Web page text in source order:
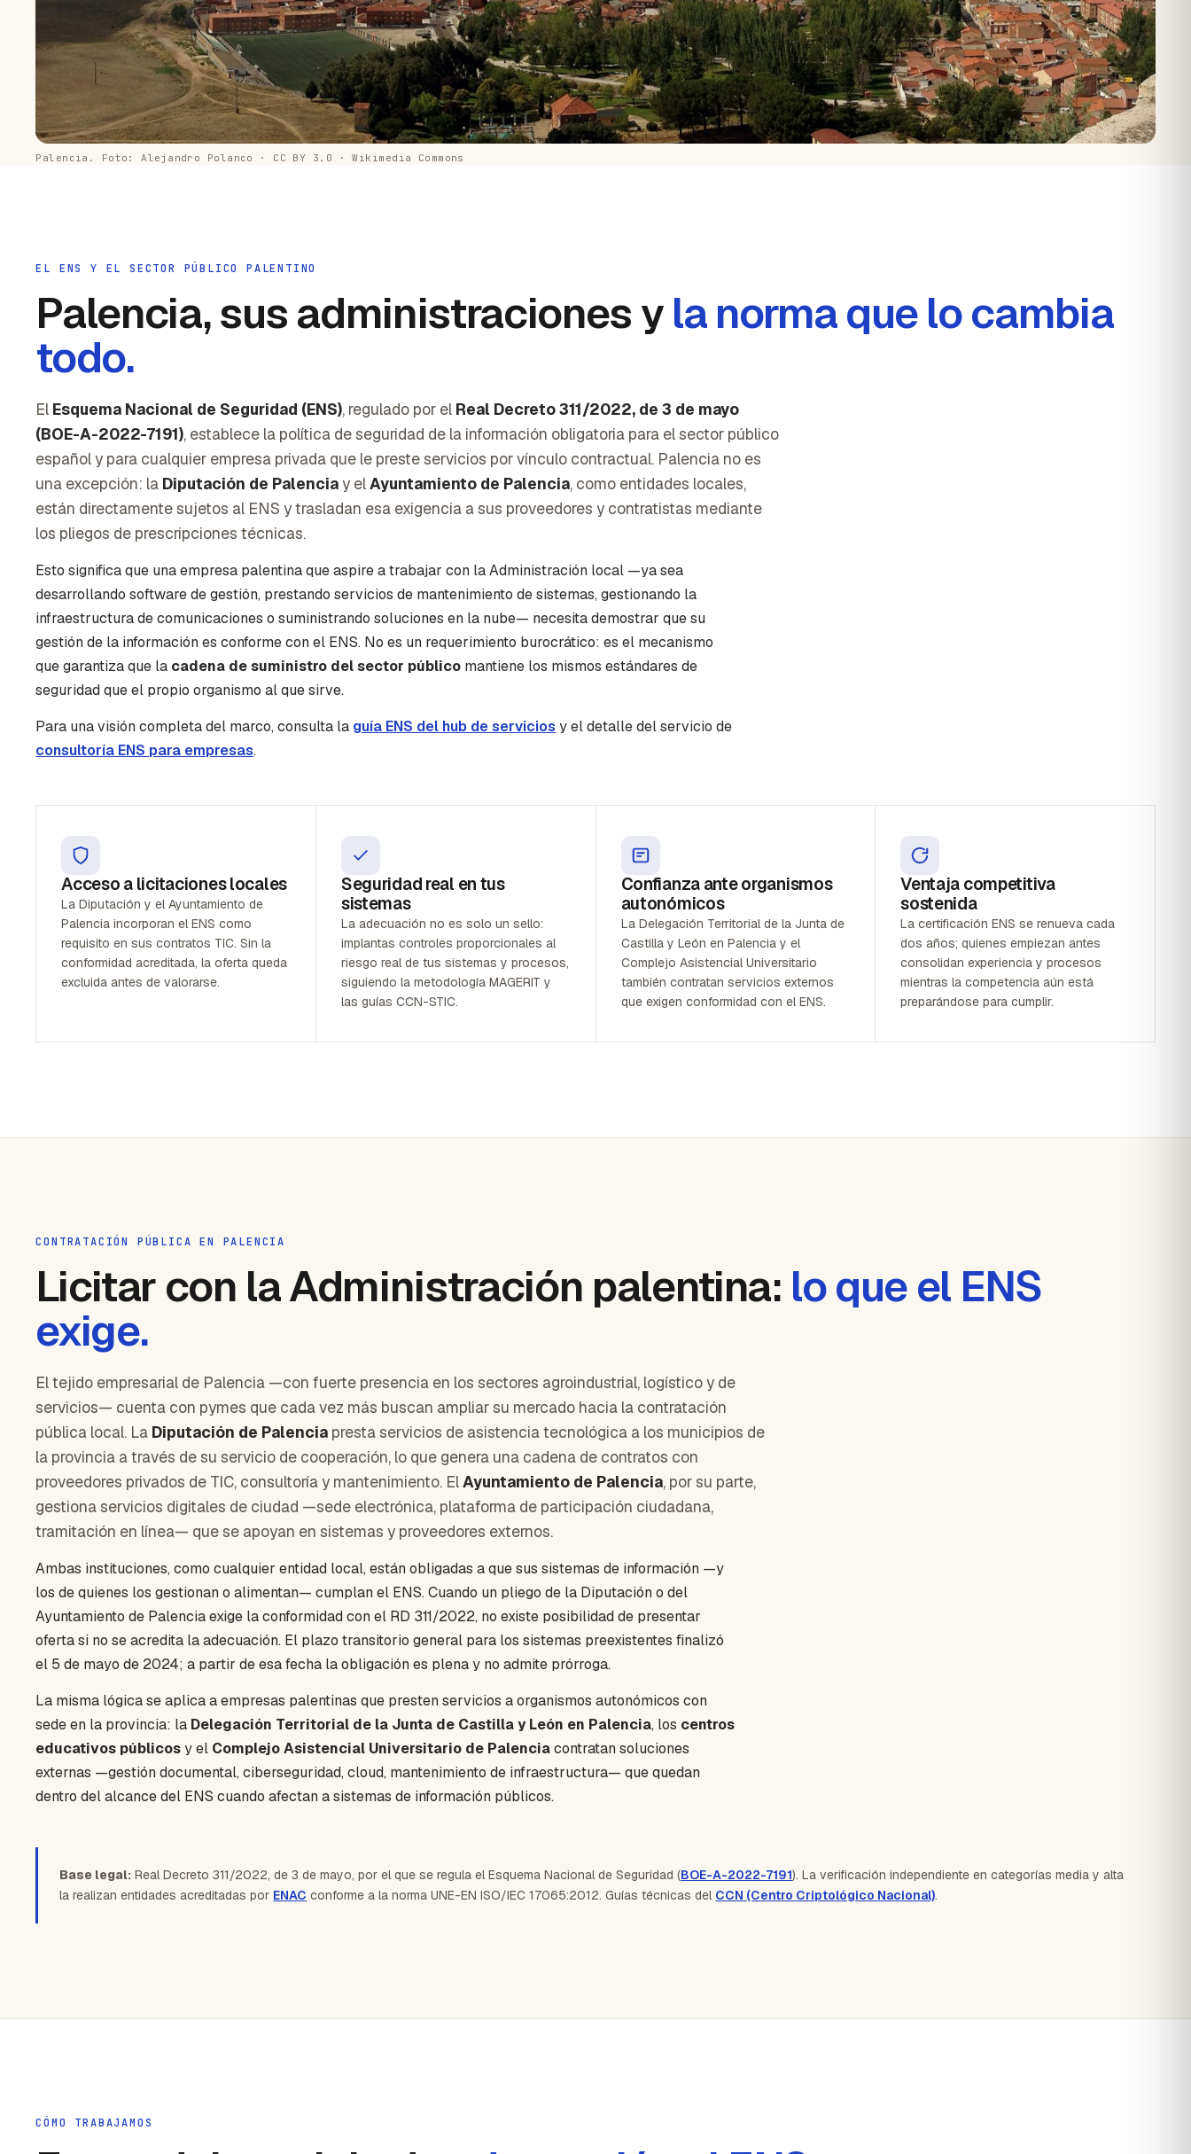
Palencia. Foto: Alejandro Polanco · CC BY 3.0 · Wikimedia Commons
EL ENS Y EL SECTOR PÚBLICO PALENTINO
Palencia, sus administraciones yla norma que lo cambia
todo.
El Esquema Nacional de Seguridad (ENS), regulado por el Real Decreto 311/2022, de 3 de mayo
(BOE-A-2022-7191), establece la política de seguridad de la información obligatoria para el sector público
español y para cualquier empresa privada que le preste servicios por vínculo contractual. Palencia no es
una excepción: la Diputación de Palenciay elAyuntamiento de Palencia, como entidades locales,
están directamente sujetos al ENS y trasladan esa exigencia a sus proveedores y contratistas mediante
los pliegos de prescripciones técnicas.
Esto significa que una empresa palentina que aspire a trabajar con la Administración local —ya sea
desarrollando software de gestión, prestando servicios de mantenimiento de sistemas, gestionando la
infraestructura de comunicaciones o suministrando soluciones en la nube— necesita demostrar que su
gestión de la información es conforme con el ENS. No es un requerimiento burocrático: es el mecanismo
que garantiza que la cadena de suministro del sector público mantiene los mismos estándares de
seguridad que el propio organismo al que sirve.
Para una visión completa del marco, consulta la guía ENS del hub de servicios y el detalle del servicio de
consultoría ENS para empresas.
Acceso a licitaciones locales
La Diputación y el Ayuntamiento de
Palencia incorporan el ENS como
requisito en sus contratos TIC. Sin la
conformidad acreditada, la oferta queda
excluida antes de valorarse.
Seguridad real en tus
sistemas
La adecuación no es solo un sello:
implantas controles proporcionales al
riesgo real de tus sistemas y procesos,
siguiendo la metodología MAGERIT y
las guías CCN-STIC.
Confianza ante organismos
autonómicos
La Delegación Territorial de la Junta de
Castilla y León en Palencia y el
Complejo Asistencial Universitario
también contratan servicios externos
que exigen conformidad con el ENS.
Ventaja competitiva
sostenida
La certificación ENS se renueva cada
dos años; quienes empiezan antes
consolidan experiencia y procesos
mientras la competencia aún está
preparándose para cumplir.
CONTRATACIÓN PÚBLICA EN PALENCIA
Licitar con la Administración palentina: lo que el ENS
exige.
El tejido empresarial de Palencia —con fuerte presencia en los sectores agroindustrial, logístico y de
servicios— cuenta con pymes que cada vez más buscan ampliar su mercado hacia la contratación
pública local. La Diputación de Palencia presta servicios de asistencia tecnológica a los municipios de
la provincia a través de su servicio de cooperación, lo que genera una cadena de contratos con
proveedores privados de TIC, consultoría y mantenimiento. ElAyuntamiento de Palencia, por su parte,
gestiona servicios digitales de ciudad —sede electrónica, plataforma de participación ciudadana,
tramitación en línea— que se apoyan en sistemas y proveedores externos.
Ambas instituciones, como cualquier entidad local, están obligadas a que sus sistemas de información —y
los de quienes los gestionan o alimentan— cumplan el ENS. Cuando un pliego de la Diputación o del
Ayuntamiento de Palencia exige la conformidad con el RD 311/2022, no existe posibilidad de presentar
oferta si no se acredita la adecuación. El plazo transitorio general para los sistemas preexistentes finalizó
el 5 de mayo de 2024; a partir de esa fecha la obligación es plena y no admite prórroga.
La misma lógica se aplica a empresas palentinas que presten servicios a organismos autonómicos con
sede en la provincia: la Delegación Territorial de la Junta de Castilla y León en Palencia, los centros
educativos públicosy el Complejo Asistencial Universitario de Palenciacontratan soluciones
externas —gestión documental, ciberseguridad, cloud, mantenimiento de infraestructura— que quedan
dentro del alcance del ENS cuando afectan a sistemas de información públicos.
Base legal: Real Decreto 311/2022, de 3 de mayo, por el que se regula el Esquema Nacional de Seguridad (BOE-A-2022-7191). La verificación independiente en categorías media y alta
la realizan entidades acreditadas por ENAC conforme a la norma UNE-EN ISO/IEC 17065:2012. Guías técnicas del CCN (Centro Criptológico Nacional).
CÓMO TRABAJAMOS